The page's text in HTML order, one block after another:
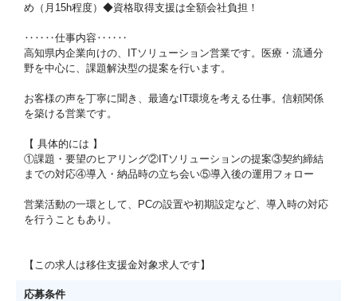
め（月15h程度）◆資格取得支援は全額会社負担！
‥‥‥仕事内容‥‥‥
高知県内企業向けの、ITソリューション営業です。医療・流通分
野を中心に、課題解決型の提案を行います。
お客様の声を丁寧に聞き、最適なIT環境を考える仕事。信頼関係
を築ける営業です。
【 具体的には 】
①課題・要望のヒアリング②ITソリューションの提案③契約締結
までの対応④導入・納品時の立ち会い⑤導入後の運用フォロー
営業活動の一環として、PCの設置や初期設定など、導入時の対応
を行うこともあり。
【この求人は移住支援金対象求人です】
応募条件